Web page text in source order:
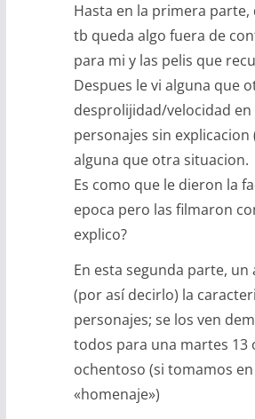
Hasta en la primera parte,
tb queda algo fuera de
para mi y las pelis que
Despues le vi alguna que
desprolijidad/velocidad
personajes sin
alguna que otra situacion.
Es como que le dieron la
epoca pero las filmaron
explico?
En esta segunda parte,
(por así decirlo) la
personajes; se los ven
todos para una martes 13
ochentoso (si tomamos
«homenaje»)